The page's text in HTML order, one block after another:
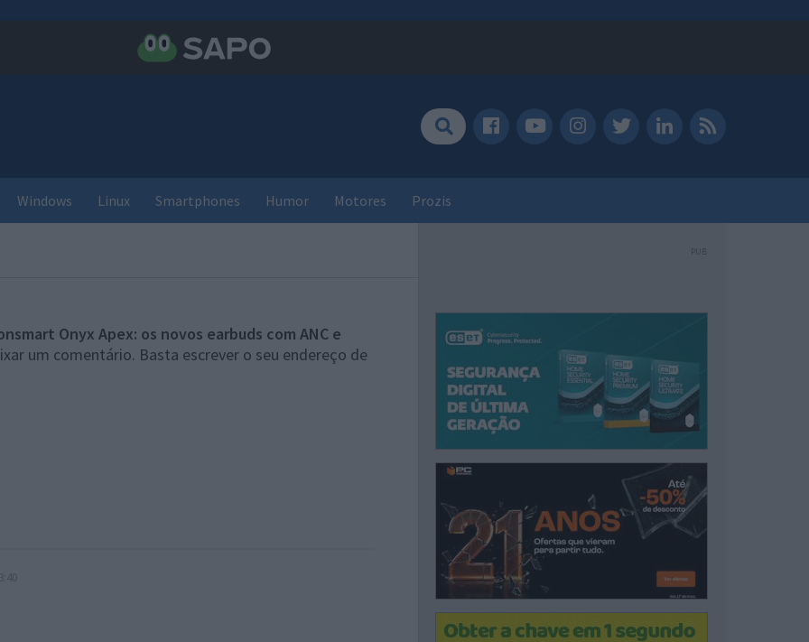
Windows Linux Smartphones Humor Motores Prozis
Onyx Apex: os novos earbuds com ANC e
um comentário. Basta escrever o seu endereço de
PUB